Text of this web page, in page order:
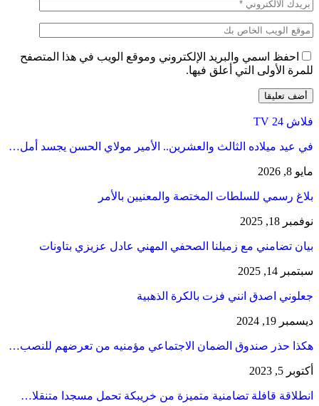
احفظ اسمي والبريد الإلكتروني وموقع الويب في هذا المتصفح
للمرة الأولى التي أعلق فيها.
فلاش 24 TV
في عيد ميلاده الثالث والعشرين.. الأمير مولاي الحسن يجسد أمل…
مايو 8, 2026
بلاغ رسمي للسلطات المختصة والمعنيين بالأمر
نوفمبر 18, 2025
بيان تضامني مع زميلنا الصحفي المهني عادل عزيزي بتاونات
سبتمبر 14, 2025
جعلوني اصدق انني فزت بالكرة الذهبية
ديسمبر 19, 2024
هكذا حذر صندوق الضمان الاجتماعي مؤمنيه من تعرضهم للنصب…
أكتوبر 5, 2023
انطلاقة قافلة تضامنية متميزة من خريبكة تحمل مسجدا متنقلا…